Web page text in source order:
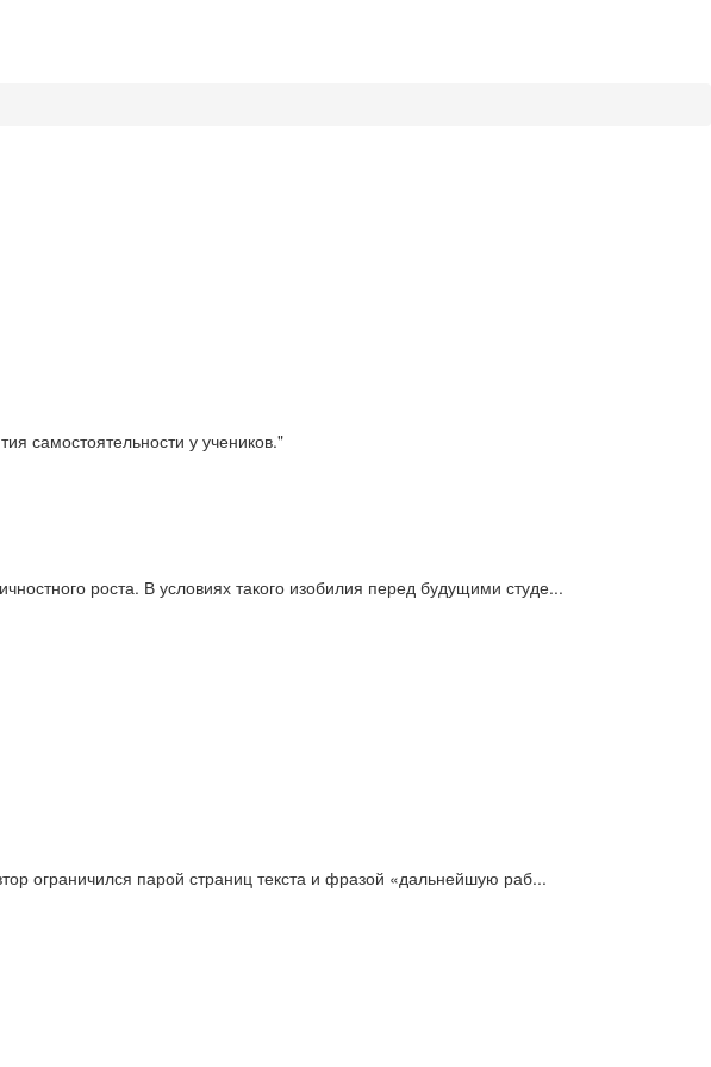
самостоятельности у учеников."
роста. В условиях такого изобилия перед будущими студе...
ограничился парой страниц текста и фразой «дальнейшую раб...